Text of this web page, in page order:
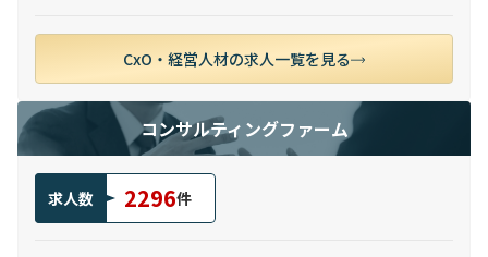
CxO・経営人材の求人一覧を見る
コンサルティングファーム
求人数 2296件